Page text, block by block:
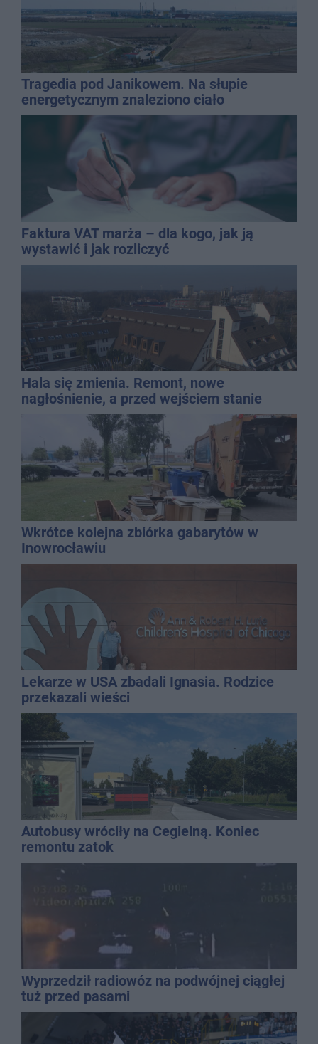
Tragedia pod Janikowem. Na słupie
energetycznym znaleziono ciało
mężczyzny
Faktura VAT marża – dla kogo, jak ją
wystawić i jak rozliczyć
Hala się zmienia. Remont, nowe
nagłośnienie, a przed wejściem stanie
QEMETICA ARENA
Wkrótce kolejna zbiórka gabarytów w
Inowrocławiu
Lekarze w USA zbadali Ignasia. Rodzice
przekazali wieści
Autobusy wróciły na Cegielną. Koniec
remontu zatok
Wyprzedził radiowóz na podwójnej ciągłej
tuż przed pasami